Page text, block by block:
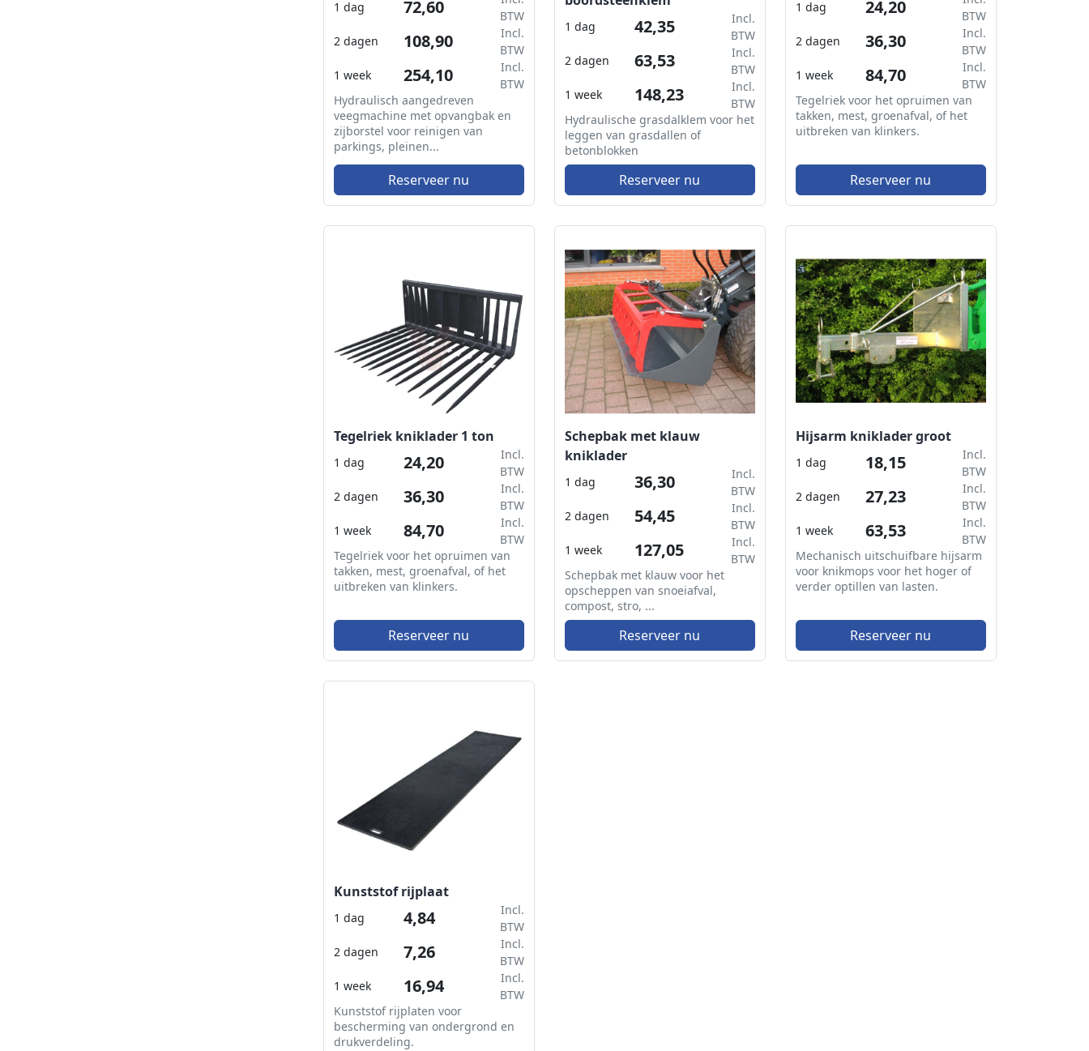
1 dag 72,60
BTW
2 dagen
108,90
Incl.
BTW
1 week
254,10
Incl.
BTW
Hydraulisch aangedreven
veegmachine met opvangbak en
zijborstel voor reinigen van
parkings, pleinen...
Reserveer nu
1 dag 42,35
Incl.
BTW
2 dagen
63,53
Incl.
BTW
1 week
148,23
Incl.
BTW
Hydraulische grasdalklem voor het
leggen van grasdallen of
betonblokken
Reserveer nu
1 dag 24,20
BTW
2 dagen
36,30
Incl.
BTW
1 week
84,70
Incl.
BTW
Tegelriek voor het opruimen van
takken, mest, groenafval, of het
uitbreken van klinkers.
Reserveer nu
Tegelriek kniklader 1 ton
1 dag 24,20
Incl.
BTW
2 dagen
36,30
Incl.
BTW
1 week
84,70
Incl.
BTW
Tegelriek voor het opruimen van
takken, mest, groenafval, of het
uitbreken van klinkers.
Reserveer nu
Schepbak met klauw
kniklader
1 dag 36,30
Incl.
BTW
2 dagen
54,45
Incl.
BTW
1 week
127,05
Incl.
BTW
Schepbak met klauw voor het
opscheppen van snoeiafval,
compost, stro, ...
Reserveer nu
Hijsarm kniklader groot
1 dag 18,15
Incl.
BTW
2 dagen
27,23
Incl.
BTW
1 week
63,53
Incl.
BTW
Mechanisch uitschuifbare hijsarm
voor knikmops voor het hoger of
verder optillen van lasten.
Reserveer nu
Kunststof rijplaat
1 dag 4,84
Incl.
BTW
2 dagen
7,26
Incl.
BTW
1 week
16,94
Incl.
BTW
Kunststof rijplaten voor
bescherming van ondergrond en
drukverdeling.